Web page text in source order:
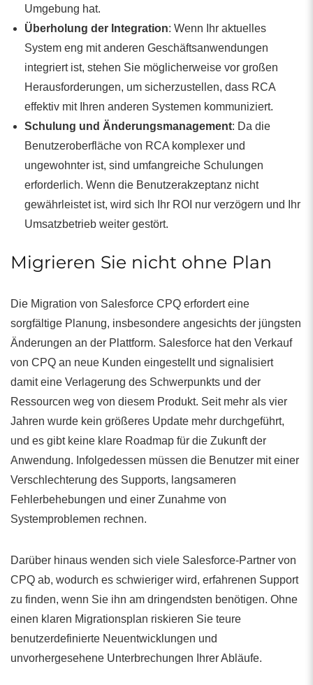
Umgebung hat.
Überholung der Integration: Wenn Ihr aktuelles
System eng mit anderen Geschäftsanwendungen
integriert ist, stehen Sie möglicherweise vor großen
Herausforderungen, um sicherzustellen, dass RCA
effektiv mit Ihren anderen Systemen kommuniziert.
Schulung und Änderungsmanagement: Da die
Benutzeroberfläche von RCA komplexer und
ungewohnter ist, sind umfangreiche Schulungen
erforderlich. Wenn die Benutzerakzeptanz nicht
gewährleistet ist, wird sich Ihr ROI nur verzögern und Ihr
Umsatzbetrieb weiter gestört.
Migrieren Sie nicht ohne Plan
Die Migration von Salesforce CPQ erfordert eine
sorgfältige Planung, insbesondere angesichts der jüngsten
Änderungen an der Plattform. Salesforce hat den Verkauf
von CPQ an neue Kunden eingestellt und signalisiert
damit eine Verlagerung des Schwerpunkts und der
Ressourcen weg von diesem Produkt. Seit mehr als vier
Jahren wurde kein größeres Update mehr durchgeführt,
und es gibt keine klare Roadmap für die Zukunft der
Anwendung. Infolgedessen müssen die Benutzer mit einer
Verschlechterung des Supports, langsameren
Fehlerbehebungen und einer Zunahme von
Systemproblemen rechnen.
Darüber hinaus wenden sich viele Salesforce-Partner von
CPQ ab, wodurch es schwieriger wird, erfahrenen Support
zu finden, wenn Sie ihn am dringendsten benötigen. Ohne
einen klaren Migrationsplan riskieren Sie teure
benutzerdefinierte Neuentwicklungen und
unvorhergesehene Unterbrechungen Ihrer Abläufe.